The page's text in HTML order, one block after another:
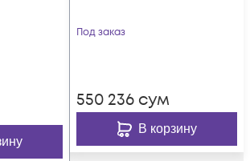
Под заказ
550 236 сум
В корзину